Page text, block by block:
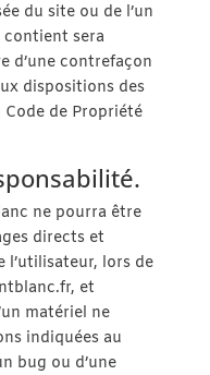
du site ou de l’un
contient sera
d’une contrefaçon
dispositions des
de Propriété
ne pourra être
directs et
l’utilisateur, lors de
et
matériel ne
indiquées au
bug ou d’une